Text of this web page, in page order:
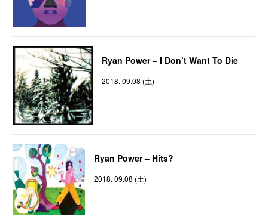
Ryan Power – I Don’t Want To Die
2018. 09.08 (土)
Ryan Power – Hits?
2018. 09.08 (土)